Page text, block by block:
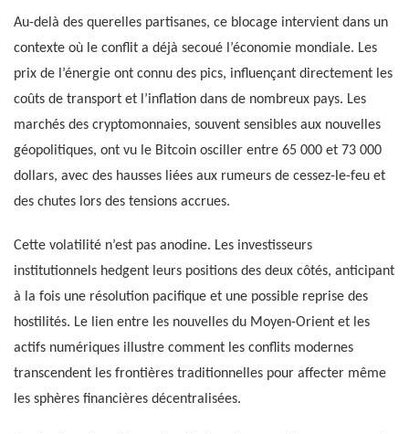
Au-delà des querelles partisanes, ce blocage intervient dans un
contexte où le conflit a déjà secoué l’économie mondiale. Les
prix de l’énergie ont connu des pics, influençant directement les
coûts de transport et l’inflation dans de nombreux pays. Les
marchés des cryptomonnaies, souvent sensibles aux nouvelles
géopolitiques, ont vu le Bitcoin osciller entre 65 000 et 73 000
dollars, avec des hausses liées aux rumeurs de cessez-le-feu et
des chutes lors des tensions accrues.
Cette volatilité n’est pas anodine. Les investisseurs
institutionnels hedgent leurs positions des deux côtés, anticipant
à la fois une résolution pacifique et une possible reprise des
hostilités. Le lien entre les nouvelles du Moyen-Orient et les
actifs numériques illustre comment les conflits modernes
transcendent les frontières traditionnelles pour affecter même
les sphères financières décentralisées.